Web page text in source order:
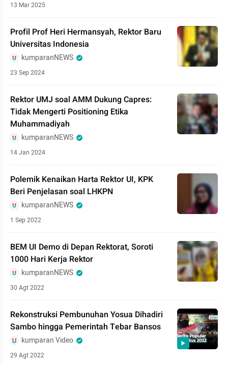
13 Mar 2025
Profil Prof Heri Hermansyah, Rektor Baru
Universitas Indonesia
kumparanNEWS
23 Sep 2024
Rektor UMJ soal AMM Dukung Capres:
Tidak Mengerti Positioning Etika
Muhammadiyah
kumparanNEWS
14 Jan 2024
Polemik Kenaikan Harta Rektor UI, KPK
Beri Penjelasan soal LHKPN
kumparanNEWS
1 Sep 2022
BEM UI Demo di Depan Rektorat, Soroti
1000 Hari Kerja Rektor
kumparanNEWS
30 Agt 2022
Rekonstruksi Pembunuhan Yosua Dihadiri
Sambo hingga Pemerintah Tebar Bansos
kumparan Video
29 Agt 2022